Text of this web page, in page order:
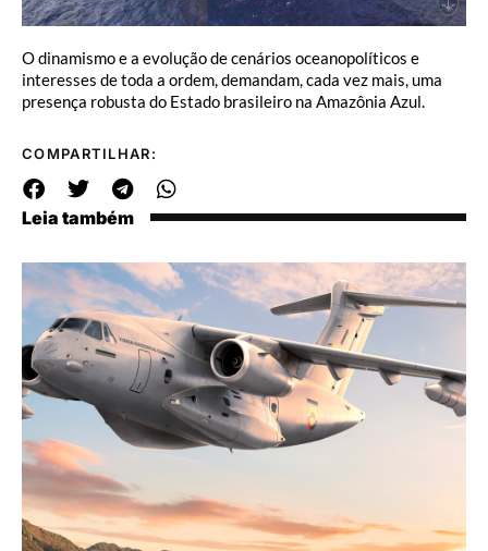
O dinamismo e a evolução de cenários oceanopolíticos e
interesses de toda a ordem, demandam, cada vez mais, uma
presença robusta do Estado brasileiro na Amazônia Azul.
COMPARTILHAR:
Leia também